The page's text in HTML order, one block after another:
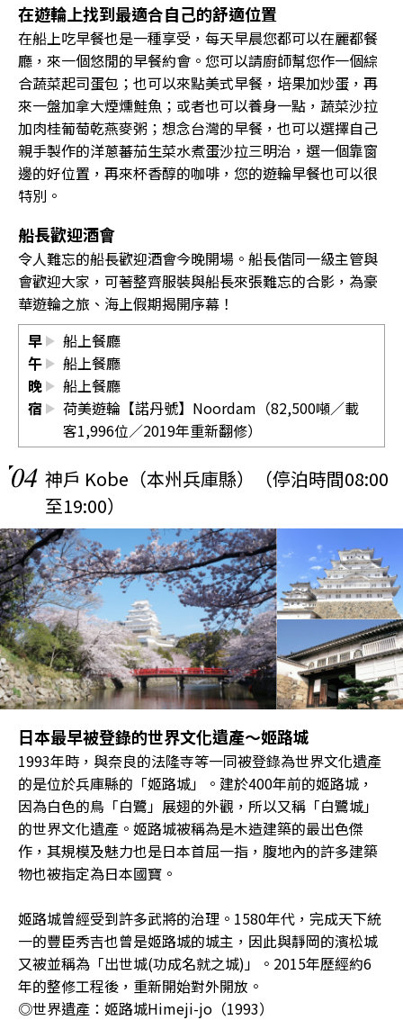
在遊輪上找到最適合自己的舒適位置
在船上吃早餐也是一種享受，每天早晨您都可以在麗都餐
廳，來一個悠閒的早餐約會。您可以請廚師幫您作一個綜
合蔬菜起司蛋包；也可以來點美式早餐，培果加炒蛋，再
來一盤加拿大煙燻鮭魚；或者也可以養身一點，蔬菜沙拉
加肉桂葡萄乾燕麥粥；想念台灣的早餐，也可以選擇自己
親手製作的洋蔥蕃茄生菜水煮蛋沙拉三明治，選一個靠窗
邊的好位置，再來杯香醇的咖啡，您的遊輪早餐也可以很
特別。
船長歡迎酒會
令人難忘的船長歡迎酒會今晚開場。船長偕同一級主管與
會歡迎大家，可著整齊服裝與船長來張難忘的合影，為豪
華遊輪之旅、海上假期揭開序幕！
早
船上餐廳
午
船上餐廳
晚
船上餐廳
宿
荷美遊輪【諾丹號】Noordam（82,500噸／載
客1,996位／2019年重新翻修）
04 神戶 Kobe（本州兵庫縣）（停泊時間08:00
至19:00）
日本最早被登錄的世界文化遺產～姬路城
1993年時，與奈良的法隆寺等一同被登錄為世界文化遺產
的是位於兵庫縣的「姬路城」。建於400年前的姬路城，
因為白色的鳥「白鷺」展翅的外觀，所以又稱「白鷺城」
的世界文化遺產。姬路城被稱為是木造建築的最出色傑
作，其規模及魅力也是日本首屈一指，腹地內的許多建築
物也被指定為日本國寶。
姬路城曾經受到許多武將的治理。1580年代，完成天下統
一的豐臣秀吉也曾是姬路城的城主，因此與靜岡的濱松城
又被並稱為「出世城(功成名就之城)」。2015年歷經約6
年的整修工程後，重新開始對外開放。
◎世界遺產：姬路城Himeji-jo（1993）